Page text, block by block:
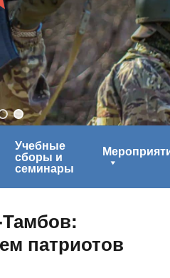
Учебные
сборы и
семинары
патриотов